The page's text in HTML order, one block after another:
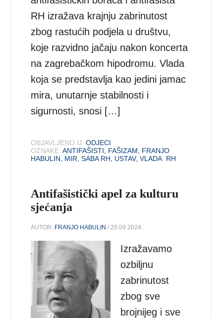
RH izražava krajnju zabrinutost
zbog rastućih podjela u društvu,
koje razvidno jačaju nakon koncerta
na zagrebačkom hipodromu. Vlada
koja se predstavlja kao jedini jamac
mira, unutarnje stabilnosti i
sigurnosti, snosi […]
OBJAVLJENO U: ODJECI
OZNAKE: ANTIFAŠISTI FAŠIZAM
FRANJO
HABULIN
MIR ,SABA RH USTAV,VLADA RH
Antifašistički apel za kulturu
sjećanja
AUTOR: FRANJO HABULIN / 20.09.2024.
Izražavamo
ozbiljnu
zabrinutost
zbog sve
brojnijeg i sve